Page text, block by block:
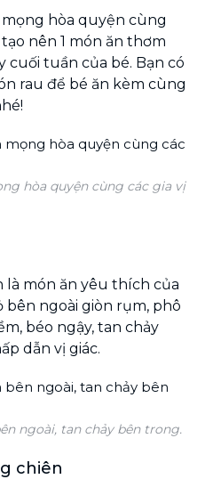
hòa quyện cùng
nên 1 món ăn thơm
cuối tuần của bé. Bạn có
rau để bé ăn kèm cùng
hòa quyện cùng các gia vị
là món ăn yêu thích của
bên ngoài giòn rụm, phô
béo ngậy, tan chảy
dẫn vị giác.
ngoài, tan chảy bên trong.
chiên